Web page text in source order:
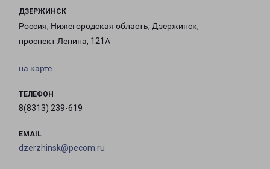
ДЗЕРЖИНСК
Россия, Нижегородская область, Дзержинск,
проспект Ленина, 121А
на карте
ТЕЛЕФОН
8(8313) 239-619
EMAIL
dzerzhinsk@pecom.ru